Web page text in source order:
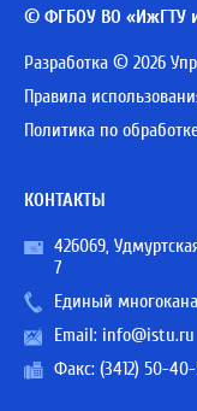
© ФГБОУ ВО «ИжГТУ
Разработка © 2026
Правила
Политика по
КОНТАКТЫ
426069,
7
Единый
Email: info@istu.ru
Факс: (3412) 50-